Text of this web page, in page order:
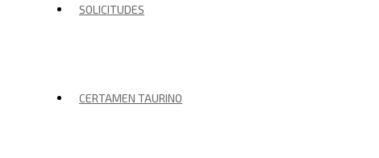
SOLICITUDES
CERTAMEN TAURINO